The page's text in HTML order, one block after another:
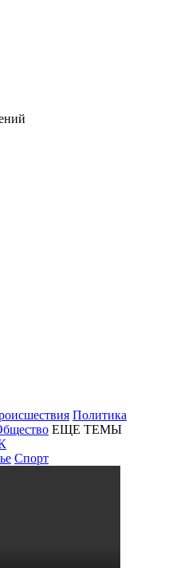
Политика
ЕЩЕ ТЕМЫ
Спорт